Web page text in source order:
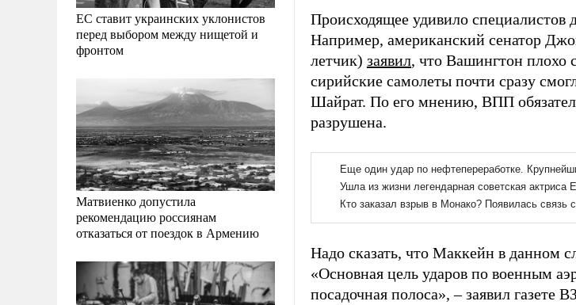
ЕС ставит украинских уклонистов
перед выбором между нищетой и
фронтом
Матвиенко допустила
рекомендацию россиянам
отказаться от поездок в Армению
Происходящее удивило
Например, американский сенатор
летчик) заявил, что Вашингтон плохо
сирийские самолеты почти сразу
Шайрат. По его мнению, ВПП
разрушена.
Надо сказать, что Маккейн в данном
«Основная цель ударов по военным
посадочная полоса», – заявил газете